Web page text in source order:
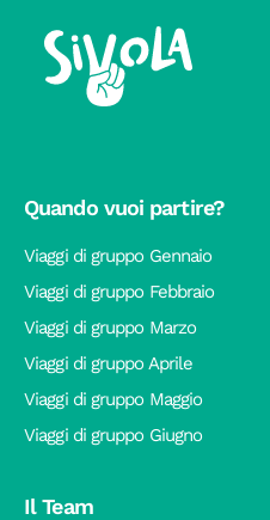
Quando vuoi partire?
Viaggi di gruppo Gennaio
Viaggi di gruppo Febbraio
Viaggi di gruppo Marzo
Viaggi di gruppo Aprile
Viaggi di gruppo Maggio
Viaggi di gruppo Giugno
Il Team